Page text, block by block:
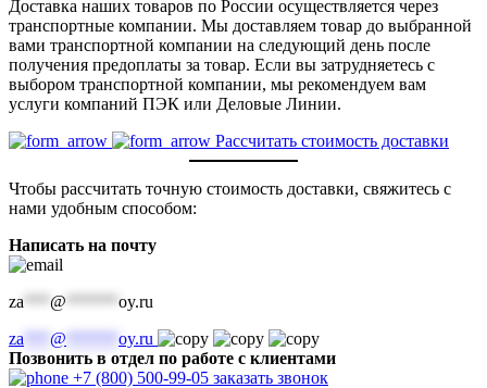
Доставка наших товаров по России осуществляется через
транспортные компании. Мы доставляем товар до выбранной
вами транспортной компании на следующий день после
получения предоплаты за товар. Если вы затрудняетесь с
выбором транспортной компании, мы рекомендуем вам
услуги компаний ПЭК или Деловые Линии.
Рассчитать стоимость доставки
Чтобы рассчитать точную стоимость доставки, свяжитесь с
нами удобным способом:
Написать на почту
za @
oy.ru
za
@
oy.ru
Позвонить в отдел по работе с клиентами
+7 (800) 500-99-05 заказать звонок